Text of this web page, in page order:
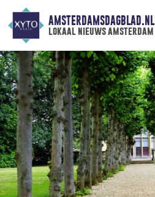
AMSTERDAMSDAGBLAD.NL
lokaal nieuws amsterdam